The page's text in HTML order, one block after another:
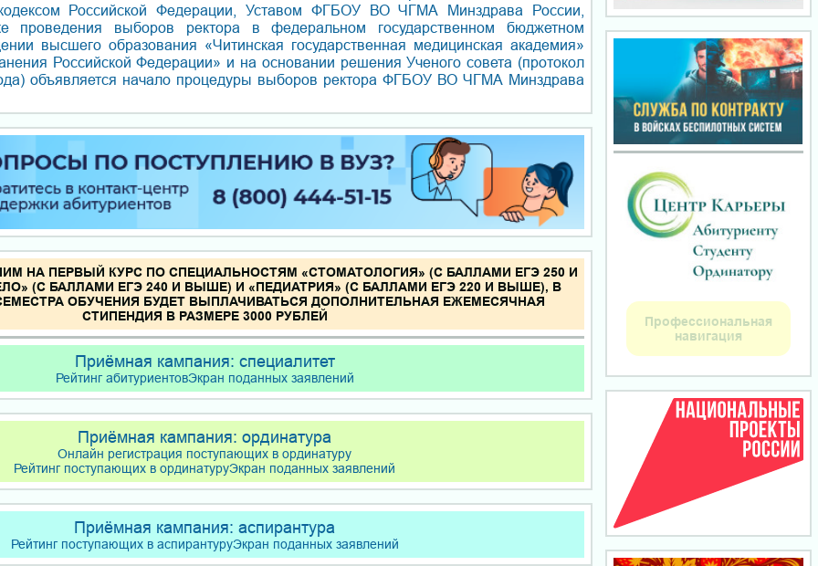
Российской Федерации, Уставом ФГБОУ ВО ЧГМА Минздрава России,
проведения выборов ректора в федеральном государственном бюджетном
высшего образования «Читинская государственная медицинская академия»
Российской Федерации» и на основании решения Ученого совета (протокол
объявляется начало процедуры выборов ректора ФГБОУ ВО ЧГМА Минздрава
НА ПЕРВЫЙ КУРС ПО СПЕЦИАЛЬНОСТЯМ «СТОМАТОЛОГИЯ» (С БАЛЛАМИ ЕГЭ 250 И
(С БАЛЛАМИ ЕГЭ 240 И ВЫШЕ) И «ПЕДИАТРИЯ» (С БАЛЛАМИ ЕГЭ 220 И ВЫШЕ), В
ОБУЧЕНИЯ БУДЕТ ВЫПЛАЧИВАТЬСЯ ДОПОЛНИТЕЛЬНАЯ ЕЖЕМЕСЯЧНАЯ
СТИПЕНДИЯ В РАЗМЕРЕ 3000 РУБЛЕЙ
Приёмная кампания: специалитет
Рейтинг абитуриентовЭкран поданных заявлений
Приёмная кампания: ординатура
Онлайн регистрация поступающих в ординатуру
Рейтинг поступающих в ординатуруЭкран поданных заявлений
Приёмная кампания: аспирантура
Рейтинг поступающих в аспирантуруЭкран поданных заявлений
Профессиональная
навигация